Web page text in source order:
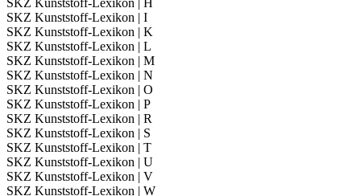
SKZ Kunststoff-Lexikon | H
SKZ Kunststoff-Lexikon | I
SKZ Kunststoff-Lexikon | K
SKZ Kunststoff-Lexikon | L
SKZ Kunststoff-Lexikon | M
SKZ Kunststoff-Lexikon | N
SKZ Kunststoff-Lexikon | O
SKZ Kunststoff-Lexikon | P
SKZ Kunststoff-Lexikon | R
SKZ Kunststoff-Lexikon | S
SKZ Kunststoff-Lexikon | T
SKZ Kunststoff-Lexikon | U
SKZ Kunststoff-Lexikon | V
SKZ Kunststoff-Lexikon | W